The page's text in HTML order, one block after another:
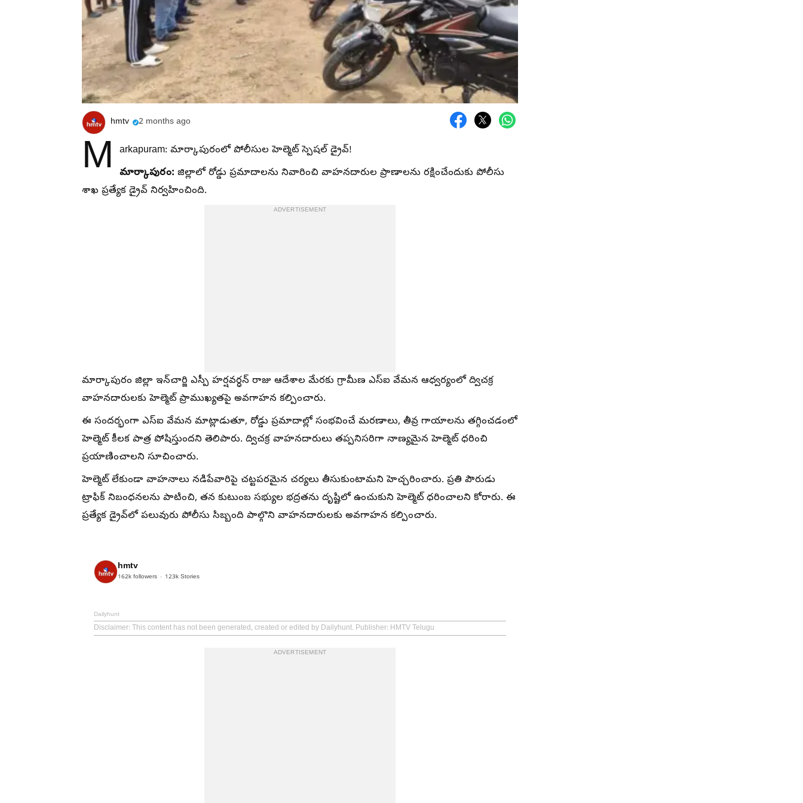
hmtv 2 months ago
M arkapuram: మార్కాపురంలో పోలీసుల హెల్మెట్ స్పెషల్ డ్రైవ్!
మార్కాపురం: జిల్లాలో రోడ్డు ప్రమాదాలను నివారించి వాహనదారుల ప్రాణాలను రక్షించేందుకు పోలీసు
శాఖ ప్రత్యేక డ్రైవ్ నిర్వహించింది.
ADVERTISEMENT
మార్కాపురం జిల్లా ఇన్‌చార్జి ఎస్పీ హర్షవర్ధన్ రాజు ఆదేశాల మేరకు గ్రామీణ ఎస్ఐ వేమన ఆధ్వర్యంలో ద్విచక్ర
వాహనదారులకు హెల్మెట్ ప్రాముఖ్యతపై అవగాహన కల్పించారు.
ఈ సందర్భంగా ఎస్ఐ వేమన మాట్లాడుతూ, రోడ్డు ప్రమాదాల్లో సంభవించే మరణాలు, తీవ్ర గాయాలను తగ్గించడంలో
హెల్మెట్ కీలక పాత్ర పోషిస్తుందని తెలిపారు. ద్విచక్ర వాహనదారులు తప్పనిసరిగా నాణ్యమైన హెల్మెట్ ధరించి
ప్రయాణించాలని సూచించారు.
హెల్మెట్ లేకుండా వాహనాలు నడిపేవారిపై చట్టపరమైన చర్యలు తీసుకుంటామని హెచ్చరించారు. ప్రతి పౌరుడు
ట్రాఫిక్ నిబంధనలను పాటించి, తన కుటుంబ సభ్యుల భద్రతను దృష్టిలో ఉంచుకుని హెల్మెట్ ధరించాలని కోరారు. ఈ
ప్రత్యేక డ్రైవ్‌లో పలువురు పోలీసు సిబ్బంది పాల్గొని వాహనదారులకు అవగాహన కల్పించారు.
hmtv
162k followers 123k Stories
Dailyhunt
Disclaimer: This content has not been generated, created or edited by Dailyhunt. Publisher: HMTV Telugu
ADVERTISEMENT